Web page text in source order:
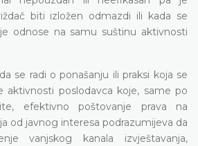
biti izložen odmazdi ili kada se
odnose na samu suštinu aktivnosti
se radi o ponašanju ili praksi koja se
aktivnosti poslodavca koje, same po
efektivno poštovanje prava na
od javnog interesa podrazumijeva da
vanjskog kanala izvještavanja,